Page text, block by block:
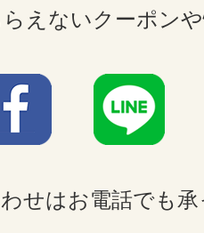
えないクーポン
せはお電話でも